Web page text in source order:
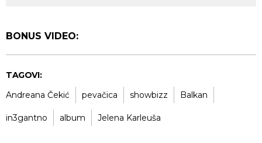
BONUS VIDEO:
TAGOVI:
Andreana Čekić
pevačica showbizz Balkan
in3gantno album Jelena Karleuša